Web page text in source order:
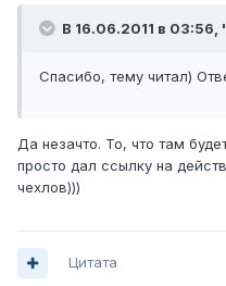
В 16.06.2011 в 03:56,
Спасибо, тему читал)
Да незачто. То, что там
просто дал ссылку на
чехлов)))
Цитата